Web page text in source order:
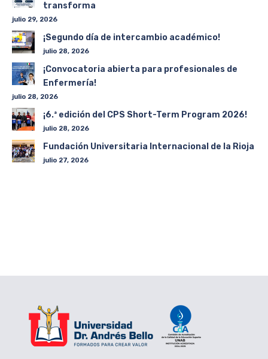
transforma
julio 29, 2026
¡Segundo día de intercambio académico!
julio 28, 2026
¡Convocatoria abierta para profesionales de
Enfermería!
julio 28, 2026
¡6.ª edición del CPS Short-Term Program 2026!
julio 28, 2026
Fundación Universitaria Internacional de la Rioja
julio 27, 2026